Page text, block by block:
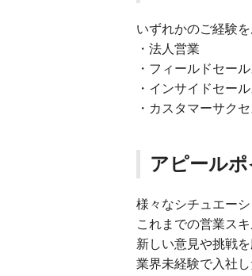
いずれかのご経験
・法人営業
・フィールドセール
・インサイドセール
・カスタマーサクセ
アピールポ
様々なシチュエー
これまでの営業ス
新しい意見や挑戦
業界未経験で入社